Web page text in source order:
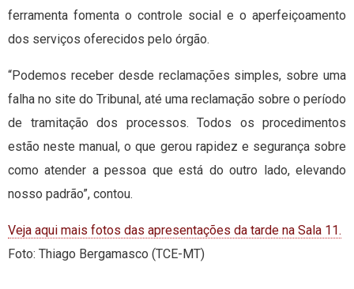
ferramenta fomenta o controle social e o aperfeiçoamento
dos serviços oferecidos pelo órgão.
“Podemos receber desde reclamações simples, sobre uma
falha no site do Tribunal, até uma reclamação sobre o período
de tramitação dos processos. Todos os procedimentos
estão neste manual, o que gerou rapidez e segurança sobre
como atender a pessoa que está do outro lado, elevando
nosso padrão”, contou.
Veja aqui mais fotos das apresentações da tarde na Sala 11.
Foto: Thiago Bergamasco (TCE-MT)